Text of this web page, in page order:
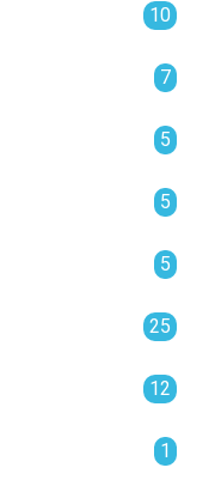
10
7
5
5
5
25
12
1